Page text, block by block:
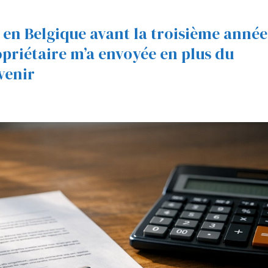
Belgique avant la troisième année
m’a envoyée en plus du